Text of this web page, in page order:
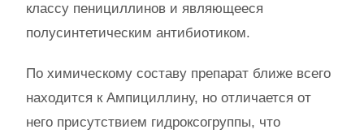
классу пенициллинов и являющееся
полусинтетическим антибиотиком.
По химическому составу препарат ближе всего
находится к Ампициллину, но отличается от
него присутствием гидроксогруппы, что